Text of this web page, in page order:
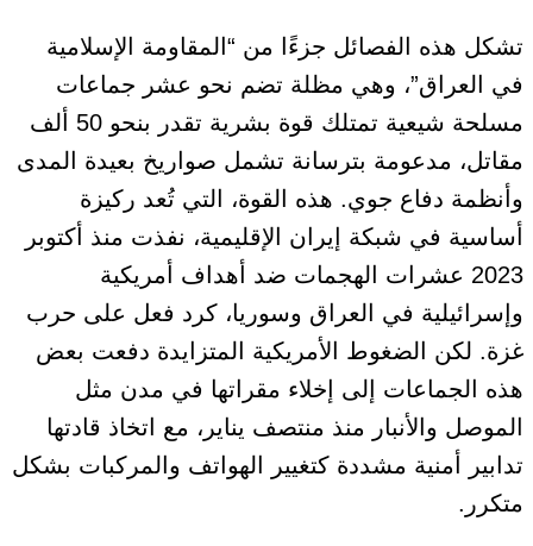
تشكل هذه الفصائل جزءًا من “المقاومة الإسلامية
في العراق”، وهي مظلة تضم نحو عشر جماعات
مسلحة شيعية تمتلك قوة بشرية تقدر بنحو 50 ألف
مقاتل، مدعومة بترسانة تشمل صواريخ بعيدة المدى
وأنظمة دفاع جوي. هذه القوة، التي تُعد ركيزة
أساسية في شبكة إيران الإقليمية، نفذت منذ أكتوبر
2023 عشرات الهجمات ضد أهداف أمريكية
وإسرائيلية في العراق وسوريا، كرد فعل على حرب
غزة. لكن الضغوط الأمريكية المتزايدة دفعت بعض
هذه الجماعات إلى إخلاء مقراتها في مدن مثل
الموصل والأنبار منذ منتصف يناير، مع اتخاذ قادتها
تدابير أمنية مشددة كتغيير الهواتف والمركبات بشكل
متكرر.